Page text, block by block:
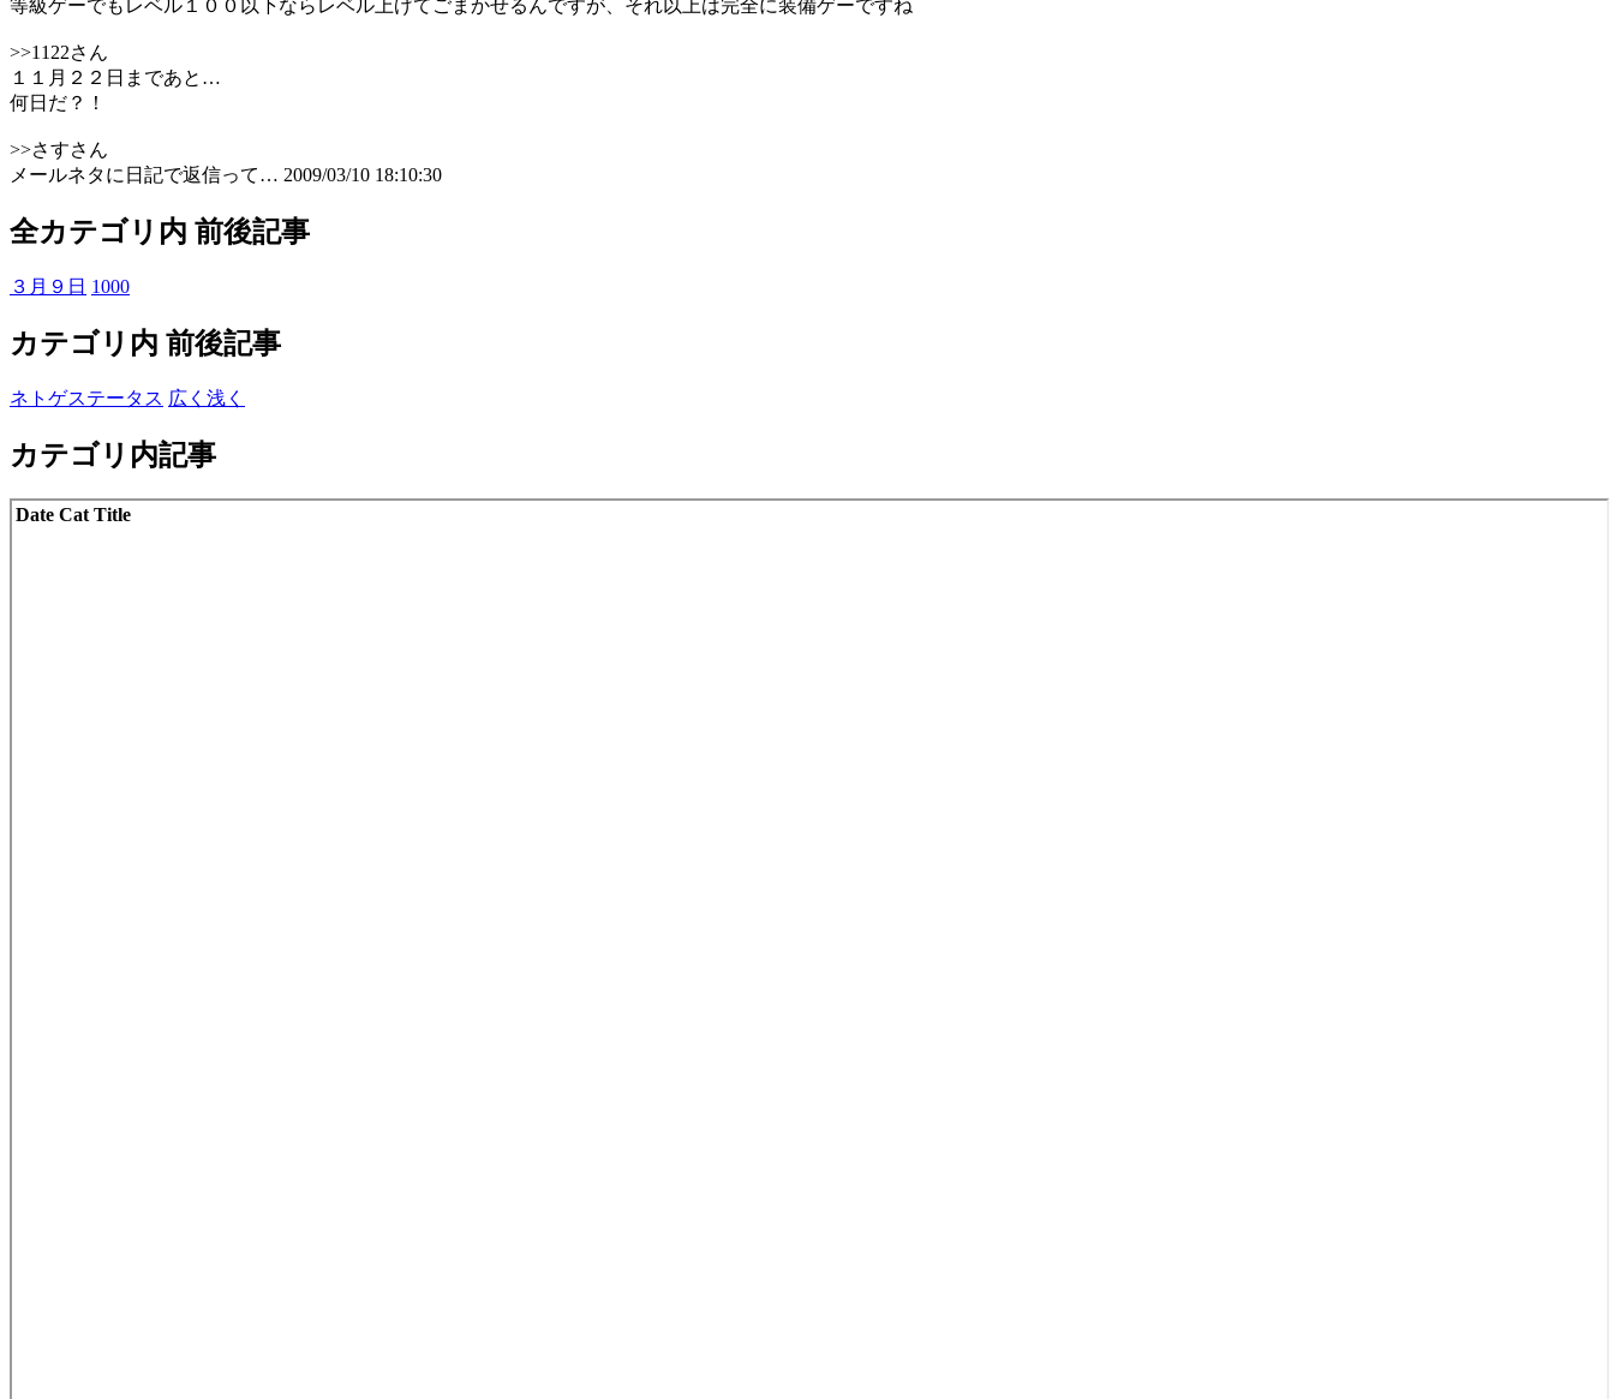
等級ゲーでもレベル１００以下ならレベル上げてごまかせるんですが、それ以上は完全に装備ゲーですね
>>1122さん
１１月２２日まであと…
何日だ？！
>>さすさん
メールネタに日記で返信って… 2009/03/10 18:10:30
全カテゴリ内 前後記事
３月９日 1000
カテゴリ内 前後記事
ネトゲステータス 広く浅く
カテゴリ内記事